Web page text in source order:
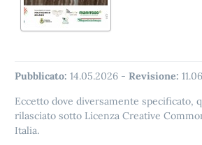
Pubblicato: 14.05.2026 - Revisione:
Eccetto dove diversamente specificato,
rilasciato sotto Licenza Creative
Italia.